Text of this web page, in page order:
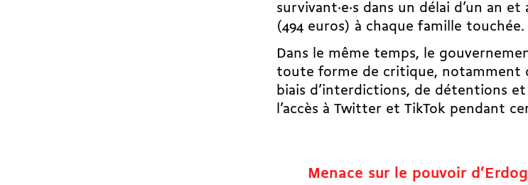
survivant·e·s dans un délai d’un an
(494 euros) à chaque famille touchée.
Dans le même temps, le
toute forme de critique, notamment
biais d’interdictions, de détentions
l’accès à Twitter et TikTok pendant
Menace sur le pouvoir